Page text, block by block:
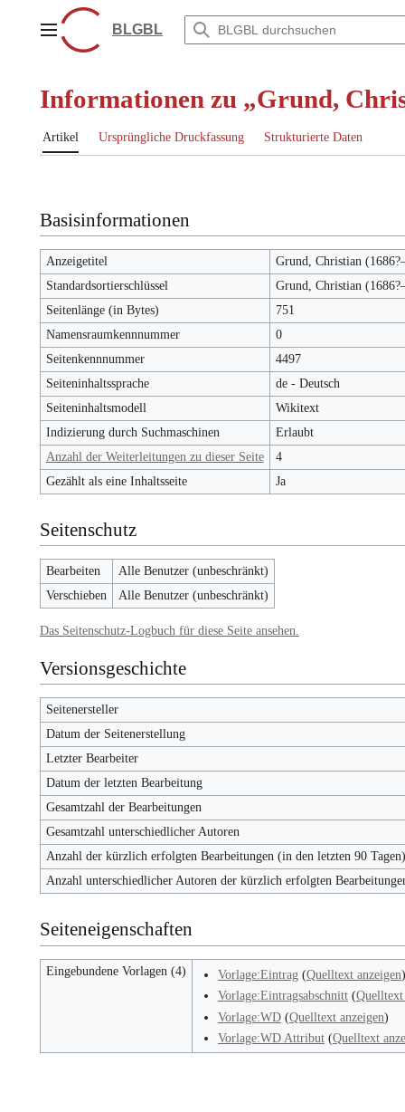
springenHauptmenüBLGBL
Informationen zu „Grund,
Artikel Ursprüngliche Druckfassung Strukturierte Daten
Basisinformationen
Anzeigetitel
Grund, Christian
Standardsortierschlüssel
Grund, Christian
Seitenlänge (in Bytes)
751
Namensraumkennnummer
0
Seitenkennnummer
4497
Seiteninhaltssprache
de - Deutsch
Seiteninhaltsmodell
Wikitext
Indizierung durch Suchmaschinen
Erlaubt
Anzahl der Weiterleitungen zu dieser Seite
4
Gezählt als eine Inhaltsseite
Ja
Seitenschutz
Bearbeiten
Alle Benutzer (unbeschränkt)
Verschieben
Alle Benutzer (unbeschränkt)
Das Seitenschutz-Logbuch für diese Seite ansehen.
Versionsgeschichte
Seitenersteller
Datum der Seitenerstellung
Letzter Bearbeiter
Datum der letzten Bearbeitung
Gesamtzahl der Bearbeitungen
Gesamtzahl unterschiedlicher Autoren
Anzahl der kürzlich erfolgten Bearbeitungen (in den letzten 90 Tagen)
Anzahl unterschiedlicher Autoren der kürzlich erfolgten
Seiteneigenschaften
Eingebundene Vorlagen (4) Vorlage:Eintrag(Quelltext anzeigen)
Vorlage:Eintragsabschnitt(Quelltext
Vorlage:WD(Quelltext anzeigen)
Vorlage:WD Attribut(Quelltext